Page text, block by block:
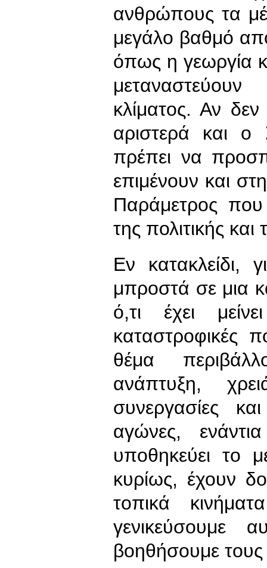
ανθρώπους τα
μεγάλο βαθμό
όπως η γεωργία
κλίματος. Αν
αριστερά και ο
πρέπει να
επιμένουν και
Παράμετρος που
της πολιτικής
Εν κατακλείδι,
μπροστά σε μια
ό,τι έχει
καταστροφικές
θέμα
ανάπτυξη,
συνεργασίες
αγώνες,
υποθηκεύει το
κυρίως, έχουν
τοπικά
γενικεύσουμε
βοηθήσουμε